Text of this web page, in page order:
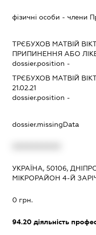
фізичні особи - члени
ТРЄБУХОВ МАТВІЙ
ПРИПИНЕННЯ АБО
dossier.position -
ТРЄБУХОВ МАТВІЙ
21.02.21
dossier.position -
dossier.missingData
УКРАЇНА, 50106,
МІКРОРАЙОН 4-Й
0 грн.
94.20 діяльність